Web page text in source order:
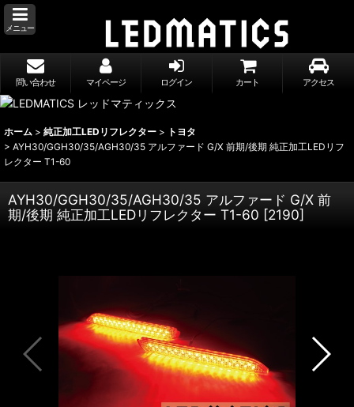
メニュー
問い合わせ マイページ ログイン カート アクセス
ホーム > 純正加工LEDリフレクター > トヨタ
> AYH30/GGH30/35/AGH30/35 アルファード G/X 前期/後期 純正加工LEDリフ
レクター T1-60
AYH30/GGH30/35/AGH30/35 アルファード G/X 前
期/後期 純正加工LEDリフレクター T1-60 [2190]